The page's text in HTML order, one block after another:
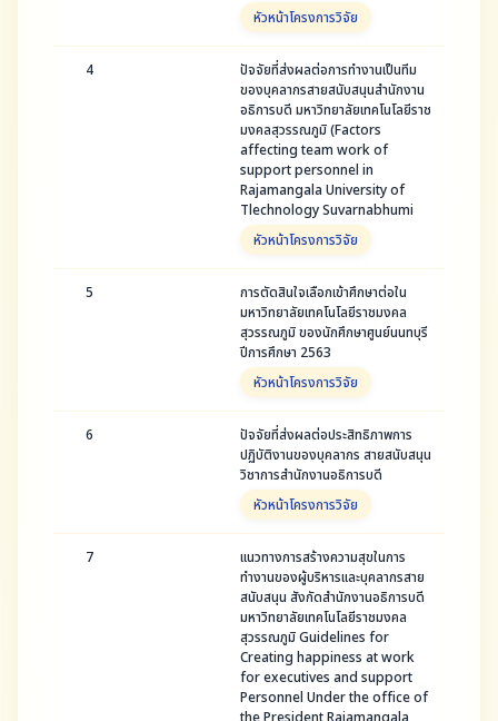
หัวหน้าโครงการวิจัย
4
ปัจจัยที่ส่งผลต่อการทำงานเป็นทีม
ของบุคลากรสายสนับสนุนสำนักงาน
อธิการบดี มหาวิทยาลัยเทคโนโลยีราช
มงคลสุวรรณภูมิ (Factors
affecting team work of
support personnel in
Rajamangala University of
Tlechnology Suvarnabhumi
หัวหน้าโครงการวิจัย
5
การตัดสินใจเลือกเข้าศึกษาต่อใน
มหาวิทยาลัยเทคโนโลยีราชมงคล
สุวรรณภูมิ ของนักศึกษาศูนย์นนทบุรี
ปีการศึกษา 2563
หัวหน้าโครงการวิจัย
6
ปัจจัยที่ส่งผลต่อประสิทธิภาพการ
ปฏิบัติงานของบุคลากร สายสนับสนุน
วิชาการสำนักงานอธิการบดี
หัวหน้าโครงการวิจัย
7
แนวทางการสร้างความสุขในการ
ทำงานของผู้บริหารและบุคลากรสาย
สนับสนุน สังกัดสำนักงานอธิการบดี
มหาวิทยาลัยเทคโนโลยีราชมงคล
สุวรรณภูมิ Guidelines for
Creating happiness at work
for executives and support
Personnel Under the office of